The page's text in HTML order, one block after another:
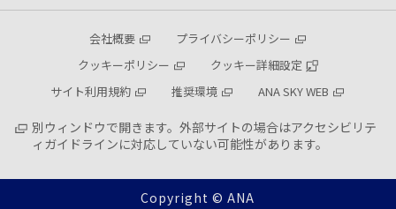
会社概要
プライバシーポリシー
クッキーポリシー
クッキー詳細設定
サイト利用規約
推奨環境 ANA SKY WEB
別ウィンドウで開きます。外部サイトの場合はアクセシビリテ
ィガイドラインに対応していない可能性があります。
Copyright © ANA